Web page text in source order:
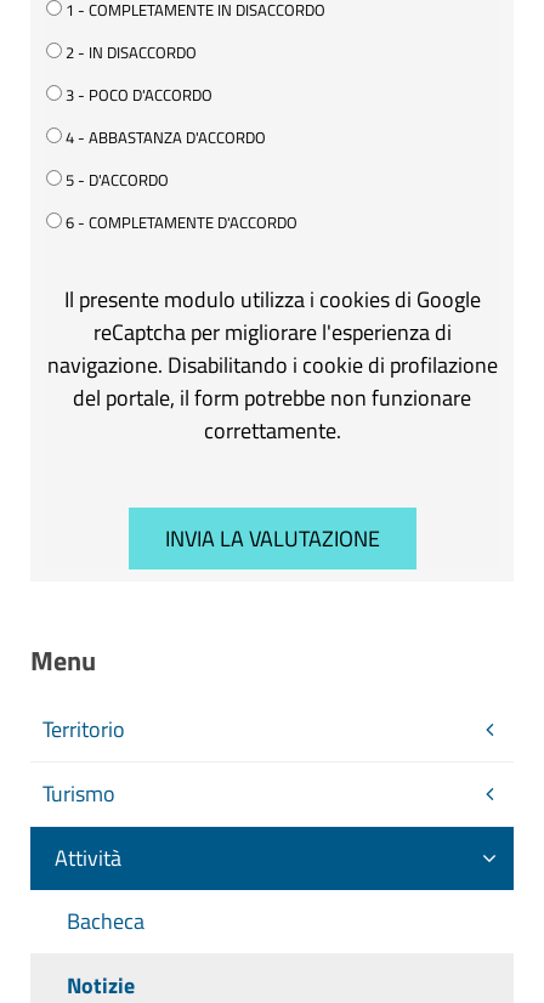
1 - COMPLETAMENTE IN DISACCORDO
2 - IN DISACCORDO
3 - POCO D'ACCORDO
4 - ABBASTANZA D'ACCORDO
5 - D'ACCORDO
6 - COMPLETAMENTE D'ACCORDO
Il presente modulo utilizza i cookies di Google
reCaptcha per migliorare l'esperienza di
navigazione. Disabilitando i cookie di profilazione
del portale, il form potrebbe non funzionare
correttamente.
Menu
Territorio
Turismo
Attività
Bacheca
Notizie